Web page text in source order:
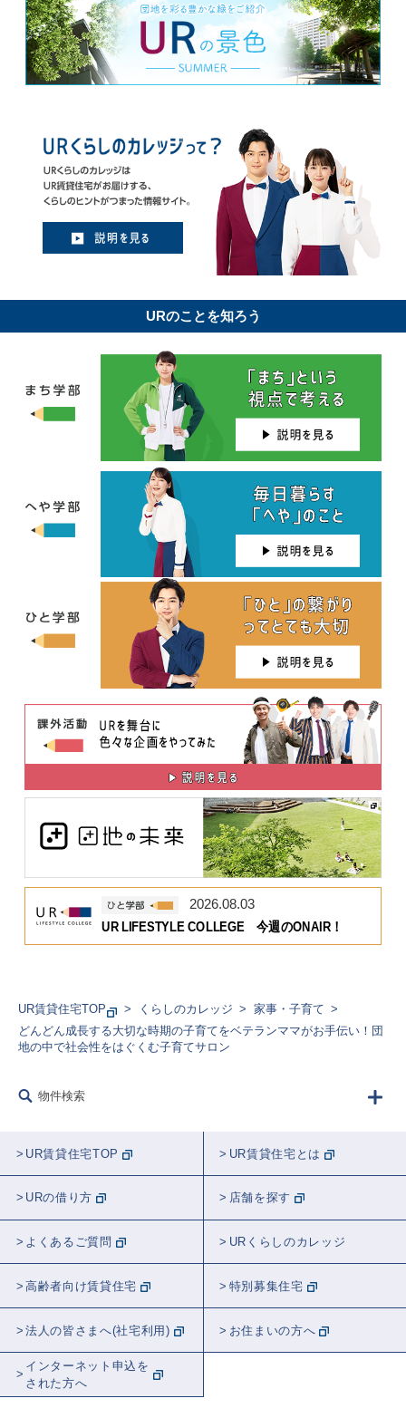
URのことを知ろう
2026.08.03
UR LIFESTYLE COLLEGE 今週のONAIR！
UR賃貸住宅TOP くらしのカレッジ
家事・子育て
どんどん成長する大切な時期の子育てをベテランママがお手伝い！団
地の中で社会性をはぐくむ子育てサロン
物件検索
UR賃貸住宅TOP UR賃貸住宅とは
URの借り方 店舗を探す
よくあるご質問 URくらしのカレッジ
高齢者向け賃貸住宅 特別募集住宅
法人の皆さまへ(社宅利用) お住まいの方へ
インターネット申込を
された方へ